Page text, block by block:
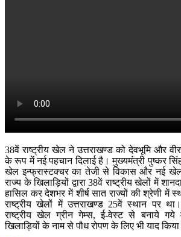
38वें राष्ट्रीय खेल ने उत्तराखण्ड को देवभूमि और
के रूप में नई पहचान दिलाई है। मुख्यमंत्री पुष्कर
खेल इन्फ्रास्टक्चर का तेजी से विकास और नई खेल
राज्य के खिलाड़ियों द्वारा 38वें राष्ट्रीय खेलों में
हासिल कर देशभर में शीर्ष सात राज्यों की श्रेणी में
राष्ट्रीय खेलों में उत्तराखण्ड 25वें स्थान पर
राष्ट्रीय खेल ग्रीन गेम्स, ई-वेस्ट से बनाये
खिलाड़ियों के नाम से पौध रोपण के लिए भी याद किया